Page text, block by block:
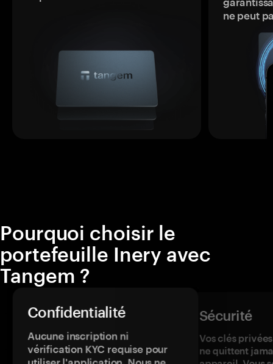
ne peut
Pourquoi choisir le
portefeuille Inery avec
Tangem ?
Confidentialité
Aucune inscription ni
vérification KYC requise pour
Sécurité
Vos clés
ne quittent